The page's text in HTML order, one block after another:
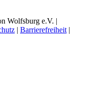
Wolfsburg e.V. |
| Barrierefreiheit |